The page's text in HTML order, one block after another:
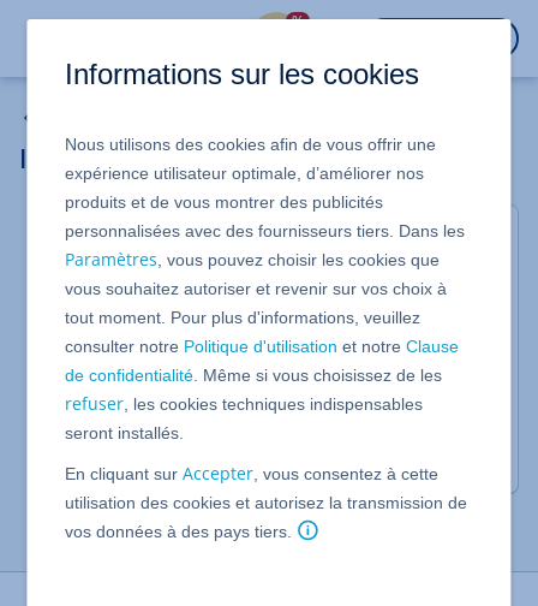
%
Installer et configurer OpenVPN
Thèmes
Installer et configurer OpenVPN (Windows)
Installer et configurer OpenVPN (AlmaLinux 8 et
9 et Rocky Linux 8 et 9)
Installer et configurer OpenVPN (Ubuntu)
Informations sur les cookies
Nous utilisons des cookies afin de vous offrir une
expérience utilisateur optimale, d’améliorer nos
produits et de vous montrer des publicités
personnalisées avec des fournisseurs tiers. Dans les
Paramètres , vous pouvez choisir les cookies que
vous souhaitez autoriser et revenir sur vos choix à
tout moment. Pour plus d'informations, veuillez
consulter notre Politique d'utilisation et notreClause
de confidentialité . Même si vous choisissez de les
refuser , les cookies techniques indispensables
seront installés.
En cliquant surAccepter , vous consentez à cette
utilisation des cookies et autorisez la transmission de
vos données à des pays tiers.